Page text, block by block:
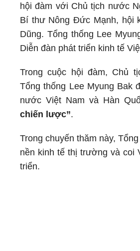
hội đàm với Chủ tịch nước
Bí thư Nông Đức Mạnh, hội
Dũng. Tổng thống Lee
Diễn đàn phát triển kinh tế
Trong cuộc hội đàm, Chủ
Tổng thống Lee Myung Bak
nước Việt Nam và Hàn
chiến lược”.
Trong chuyến thăm này,
nền kinh tế thị trường và coi
triển.